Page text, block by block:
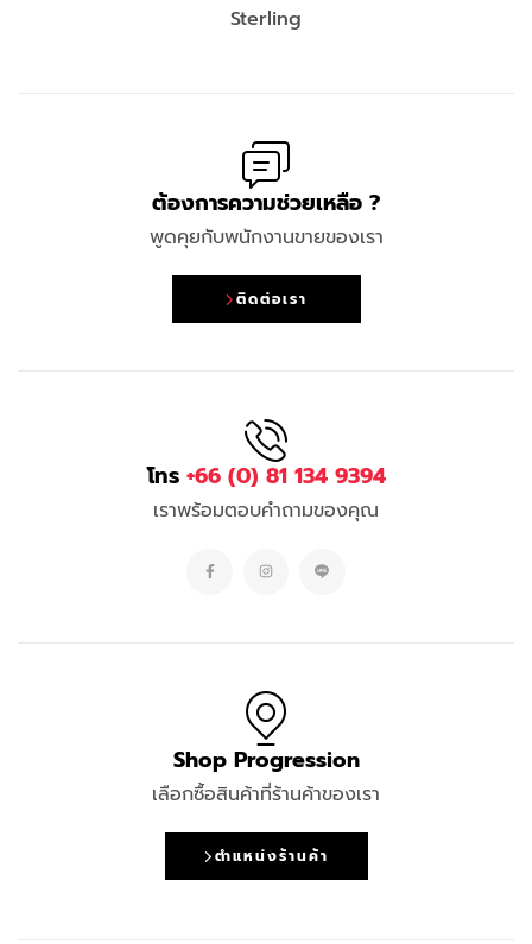
Sterling
ต้องการความช่วยเหลือ ?
พูดคุยกับพนักงานขายของเรา
ติดต่อเรา
โทร +66 (0) 81 134 9394
เราพร้อมตอบคำถามของคุณ
Shop Progression
เลือกซื้อสินค้าที่ร้านค้าของเรา
ตำแหน่งร้านค้า